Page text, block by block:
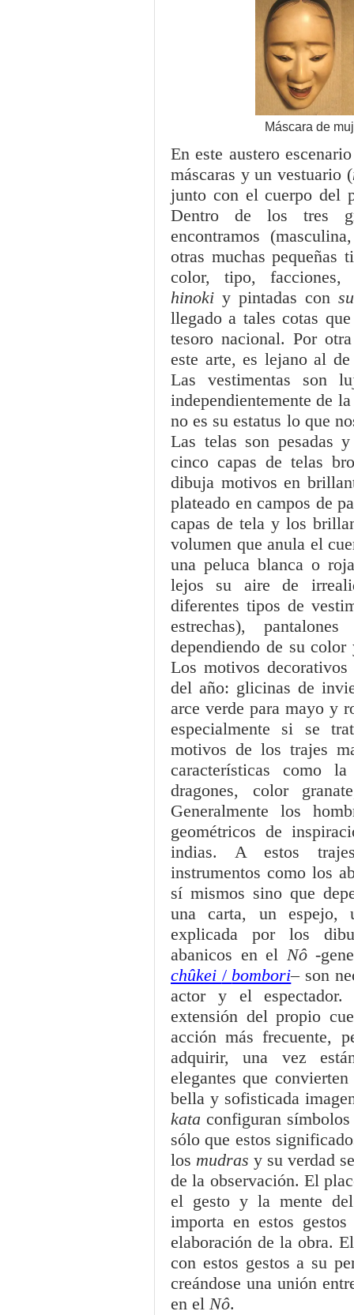
Máscara de
En este austero
máscaras y un vestuario (
junto con el cuerpo del
Dentro de los tres
encontramos
otras muchas pequeñas
color, tipo, facciones,
hinoki y pintadas con
llegado a tales cotas
tesoro nacional. Por
este arte, es lejano al
Las vestimentas son
independientemente de
no es su estatus lo que
Las telas son pesadas
cinco capas de telas
dibuja motivos en
plateado en campos de
capas de tela y los
volumen que anula el
una peluca blanca o
lejos su aire de
diferentes tipos de
estrechas),
dependiendo de su
Los motivos
del año: glicinas de
arce verde para mayo y
especialmente si se
motivos de los trajes
características como
dragones, color
Generalmente los
geométricos de
indias. A estos
instrumentos como los
sí mismos sino que
una carta, un espejo,
explicada por los
abanicos en el Nô-
chûkei / bombori– son
actor y el espectador.
extensión del propio
acción más frecuente,
adquirir, una vez
elegantes que
bella y sofisticada
kata configuran
sólo que estos
losmudras y su verdad
de la observación. El
el gesto y la mente del
importa en estos
elaboración de la obra.
con estos gestos a su
creándose una unión
en el Nô.